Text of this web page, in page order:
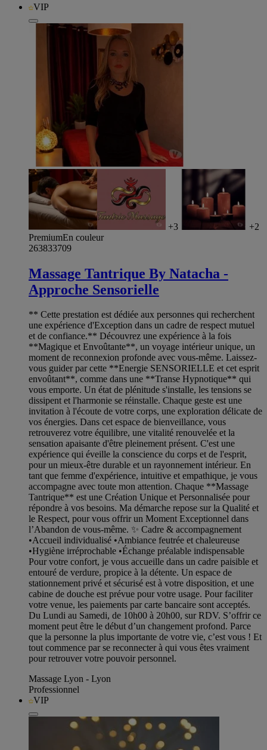
VIP
+3
+2
PremiumEn couleur
263833709
Massage Tantrique By Natacha -
Approche Sensorielle
** Cette prestation est dédiée aux personnes qui recherchent
une expérience d'Exception dans un cadre de respect mutuel
et de confiance.** Découvrez une expérience à la fois
**Magique et Envoûtante**, un voyage intérieur unique, un
moment de reconnexion profonde avec vous-même. Laissez-
vous guider par cette **Energie SENSORIELLE et cet esprit
envoûtant**, comme dans une **Transe Hypnotique** qui
vous emporte. Un état de plénitude s'installe, les tensions se
dissipent et l'harmonie se réinstalle. Chaque geste est une
invitation à l'écoute de votre corps, une exploration délicate de
vos énergies. Dans cet espace de bienveillance, vous
retrouverez votre équilibre, une vitalité renouvelée et la
sensation apaisante d'être pleinement présent. C'est une
expérience qui éveille la conscience du corps et de l'esprit,
pour un mieux-être durable et un rayonnement intérieur. En
tant que femme d'expérience, intuitive et empathique, je vous
accompagne avec toute mon attention. Chaque **Massage
Tantrique** est une Création Unique et Personnalisée pour
répondre à vos besoins. Ma démarche repose sur la Qualité et
le Respect, pour vous offrir un Moment Exceptionnel dans
l’Abandon de vous-même. ✨ Cadre & accompagnement
•Accueil individualisé •Ambiance feutrée et chaleureuse
•Hygiène irréprochable •Échange préalable indispensable
Pour votre confort, je vous accueille dans un cadre paisible et
entouré de verdure, propice à la détente. Un espace de
stationnement privé et sécurisé est à votre disposition, et une
cabine de douche est prévue pour votre usage. Pour faciliter
votre venue, les paiements par carte bancaire sont acceptés.
Du Lundi au Samedi, de 10h00 à 20h00, sur RDV. S’offrir ce
moment peut être le début d’un changement profond. Parce
que la personne la plus importante de votre vie, c’est vous ! Et
tout commence par se reconnecter à qui vous êtes vraiment
pour retrouver votre pouvoir personnel.
Massage Lyon - Lyon
Professionnel
VIP